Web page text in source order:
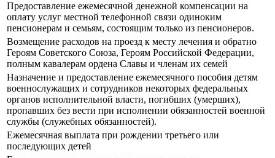
Предоставление ежемесячной денежной компенсации на
оплату услуг местной телефонной связи одиноким
пенсионерам и семьям, состоящим только из пенсионеров.
Возмещение расходов на проезд к месту лечения и обратно
Героям Советского Союза, Героям Российской Федерации,
полным кавалерам ордена Славы и членам их семей
Назначение и предоставление ежемесячного пособия детям
военнослужащих и сотрудников некоторых федеральных
органов исполнительной власти, погибших (умерших),
пропавших без вести при исполнении обязанностей военной
службы (служебных обязанностей).
Ежемесячная выплата при рождении третьего или
последующих детей